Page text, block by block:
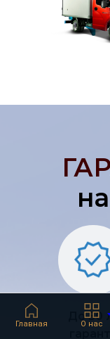
Главная О нас
До 50